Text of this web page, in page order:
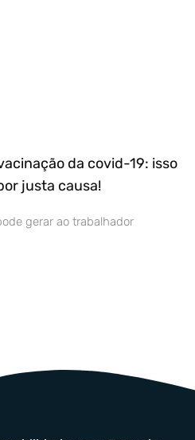
da covid-19: isso
justa causa!
gerar ao trabalhador